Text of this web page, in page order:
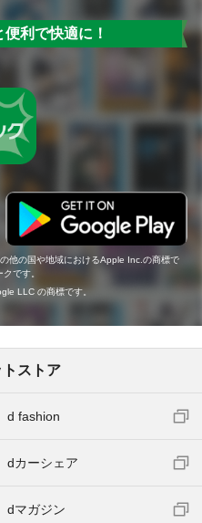
利で快適に！
他の国や地域におけるApple Inc.の商標で
です。
LLC の商標です。
ストア
d fashion
dカーシェア
dマガジン